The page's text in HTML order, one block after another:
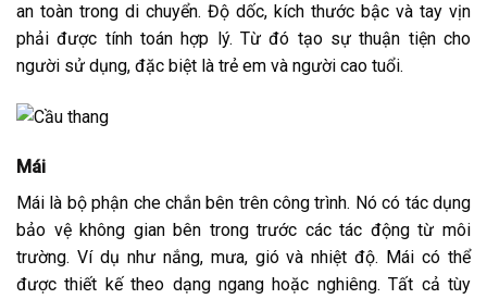
an toàn trong di chuyển. Độ dốc, kích thước bậc và tay vịn
phải được tính toán hợp lý. Từ đó tạo sự thuận tiện cho
người sử dụng, đặc biệt là trẻ em và người cao tuổi.
Mái
Mái là bộ phận che chắn bên trên công trình. Nó có tác dụng
bảo vệ không gian bên trong trước các tác động từ môi
trường. Ví dụ như nắng, mưa, gió và nhiệt độ. Mái có thể
được thiết kế theo dạng ngang hoặc nghiêng. Tất cả tùy